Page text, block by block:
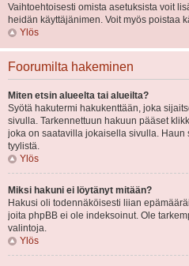
Vaihtoehtoisesti omista asetuksista voit
heidän käyttäjänimen. Voit myös poistaa
Ylös
Foorumilta hakeminen
Miten etsin alueelta tai alueilta?
Syötä hakutermi hakukenttään, joka
sivulla. Tarkennettuun hakuun pääset
joka on saatavilla jokaisella sivulla. Haun
tyylistä.
Ylös
Miksi hakuni ei löytänyt mitään?
Hakusi oli todennäköisesti liian
joita phpBB ei ole indeksoinut. Ole
valintoja.
Ylös